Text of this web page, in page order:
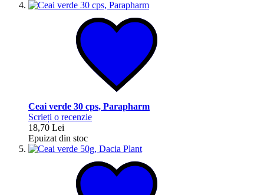
Ceai verde 30 cps, Parapharm
Scrieți o recenzie
18,70 Lei
Epuizat din stoc